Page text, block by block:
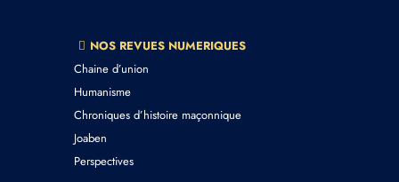
NOS REVUES NUMERIQUES
Chaine d’union
Humanisme
Chroniques d’histoire maçonnique
Joaben
Perspectives